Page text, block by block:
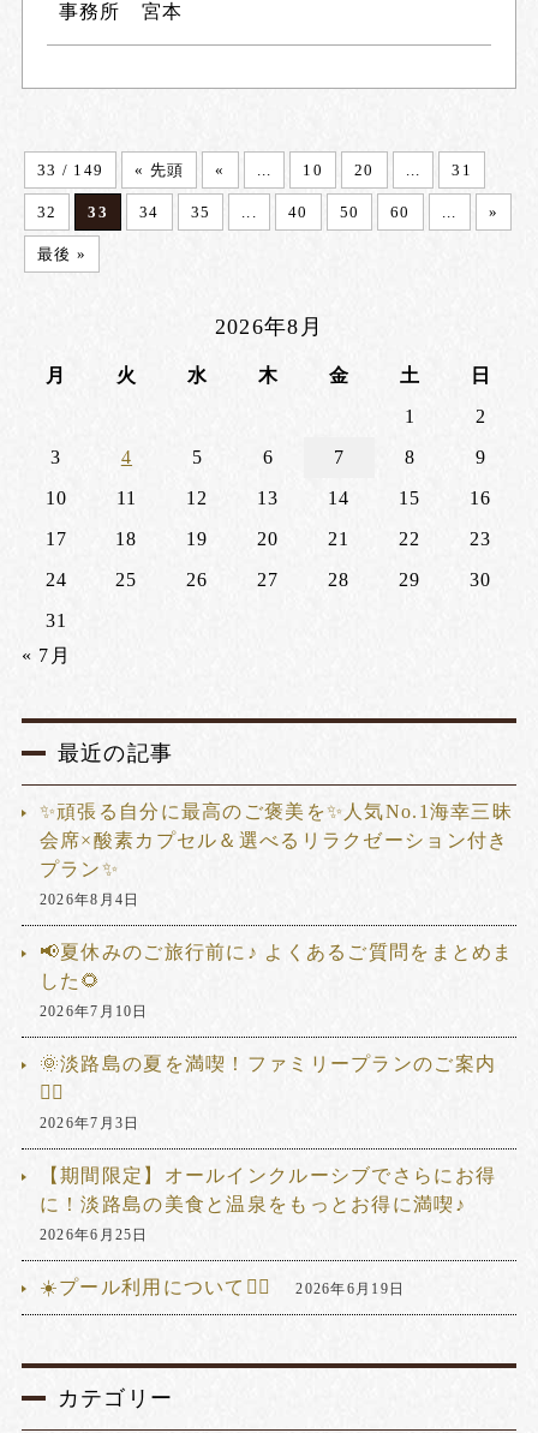
事務所 宮本
33 / 149 « 先頭 « ... 10 20 ... 31
32 33 34 35 ... 40 50 60 ... »
最後 »
2026年8月
月 火 水 木 金 土
日
1
2
3
4 5 6 7 8
9
10
11 12 13 14 15
16
17
18 19 20 21 22
23
24
25 26 27 28 29
30
31
« 7月
最近の記事
✨頑張る自分に最高のご褒美を✨人気No.1海幸三昧
会席×酸素カプセル＆選べるリラクゼーション付き
プラン✨
2026年8月4日
📢夏休みのご旅行前に♪ よくあるご質問をまとめま
した🌻
2026年7月10日
🌞淡路島の夏を満喫！ファミリープランのご案内
🏊‍♂️
2026年7月3日
【期間限定】オールインクルーシブでさらにお得
に！淡路島の美食と温泉をもっとお得に満喫♪
2026年6月25日
☀️プール利用について🏊‍♂️ 2026年6月19日
カテゴリー